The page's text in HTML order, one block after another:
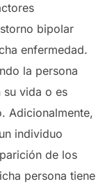
bipolar
enfermedad.
la persona
su vida o es
Adicionalmente,
individuo
de los
persona tiene